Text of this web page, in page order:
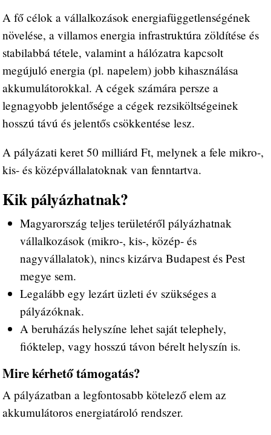
A fő célok a vállalkozások energiafüggetlenségének
növelése, a villamos energia infrastruktúra zöldítése és
stabilabbá tétele, valamint a hálózatra kapcsolt
megújuló energia (pl. napelem) jobb kihasználása
akkumulátorokkal. A cégek számára persze a
legnagyobb jelentősége a cégek rezsiköltségeinek
hosszú távú és jelentős csökkentése lesz.
A pályázati keret 50 milliárd Ft, melynek a fele mikro-,
kis- és középvállalatoknak van fenntartva.
Kik pályázhatnak?
Magyarország teljes területéről pályázhatnak
vállalkozások (mikro-, kis-, közép- és
nagyvállalatok), nincs kizárva Budapest és Pest
megye sem.
Legalább egy lezárt üzleti év szükséges a
pályázóknak.
A beruházás helyszíne lehet saját telephely,
fióktelep, vagy hosszú távon bérelt helyszín is.
Mire kérhető támogatás?
A pályázatban a legfontosabb kötelező elem az
akkumulátoros energiatároló rendszer.